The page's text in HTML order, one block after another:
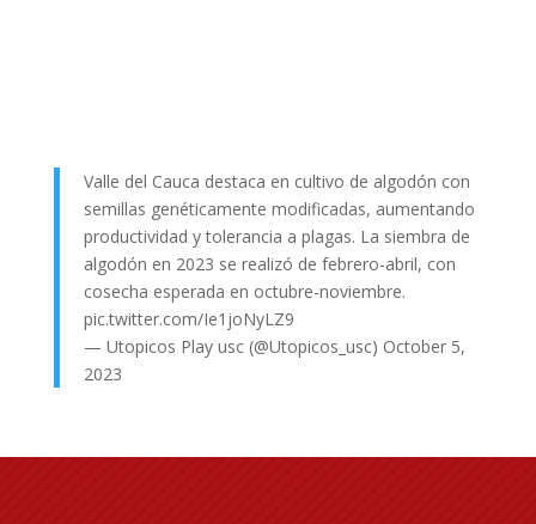
Valle del Cauca destaca en cultivo de algodón con
semillas genéticamente modificadas, aumentando
productividad y tolerancia a plagas. La siembra de
algodón en 2023 se realizó de febrero-abril, con
cosecha esperada en octubre-noviembre.
pic.twitter.com/Ie1joNyLZ9
— Utopicos Play usc (@Utopicos_usc) October 5,
2023